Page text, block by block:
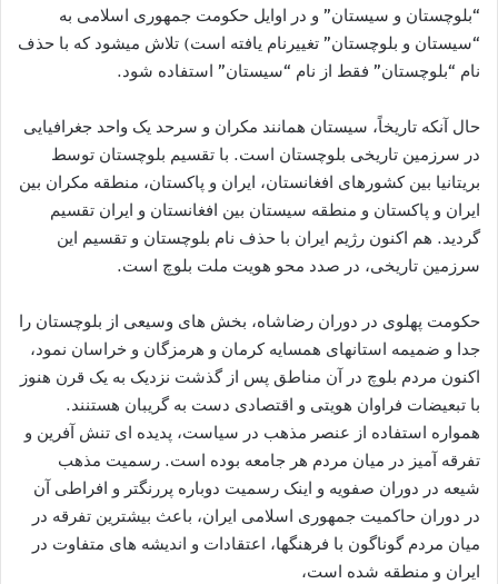
“بلوچستان و سیستان” و در اوايل حکومت جمهوری اسلامی به
“سيستان و بلوچستان” تغييرنام يافته است) تلاش ميشود که با حذف
نام “بلوچستان” فقط از نام “سیستان” استفاده شود.
حال آنکه تاريخاً، سیستان همانند مکران و سرحد یک واحد جغرافیایی
در سرزمین تاریخی بلوچستان است. با تقسیم بلوچستان توسط
بريتانيا بین کشورهای افغانستان، ایران و پاکستان، منطقه مکران بین
ایران و پاکستان و منطقه سیستان بین افغانستان و ایران تقسیم
گرديد. هم اکنون رژیم ایران با حذف نام بلوچستان و تقسيم اين
سرزمین تاریخی، در صدد محو هویت ملت بلوچ است.
حکومت پهلوی در دوران رضاشاه، بخش های وسيعی از بلوچستان را
جدا و ضميمه استانهای همسايه کرمان و هرمزگان و خراسان نمود،
اکنون مردم بلوچ در آن مناطق پس از گذشت نزديک به يک قرن هنوز
با تبعیضات فراوان هويتی و اقتصادی دست به گريبان هستنند.
همواره استفاده از عنصر مذهب در سیاست، پدیده ای تنش آفرین و
تفرقه آمیز در ميان مردم هر جامعه بوده است. رسميت مذهب
شيعه در دوران صفويه و اينک رسميت دوباره پررنگتر و افراطی آن
در دوران حاکمیت جمهوری اسلامی ایران، باعث بیشترين تفرقه در
ميان مردم گوناگون با فرهنگها، اعتقادات و اندیشه های متفاوت در
ايران و منطقه شده است،